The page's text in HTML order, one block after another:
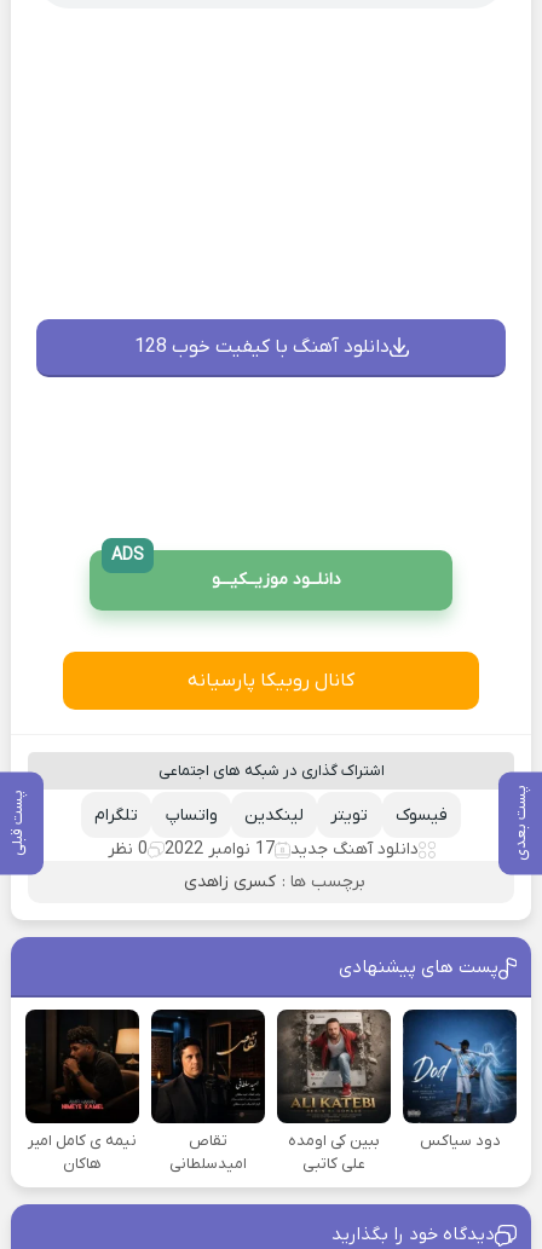
پست بعدی پست قبلی
دانلود آهنگ با کیفیت خوب 128
دانلــود موزیــکیـــو
ADS
کانال روبیکا پارسیانه
اشتراک گذاری در شبکه های اجتماعی
تلگرام واتساپ لینکدین تویتر
فیسوک
دانلود آهنگ جدید
17 نوامبر 2022
0 نظر
برچسب ها : کسری زاهدی
پست های پیشنهادی
دود سیاکس
ببین کی اومده
علی کاتبی
تقاص
امیدسلطانی
نیمه ی کامل امیر
هاکان
دیدگاه خود را بگذارید